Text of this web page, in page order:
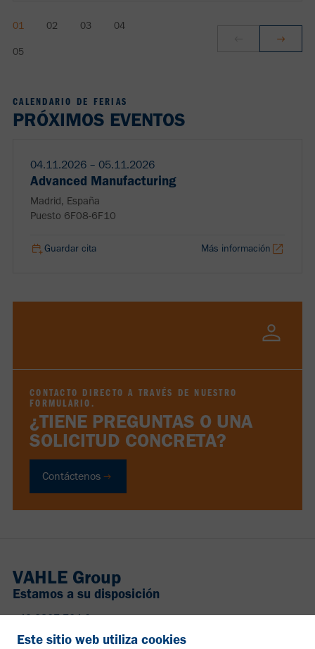
CALENDARIO DE FERIAS
PRÓXIMOS EVENTOS
04.11.2026 ‒ 05.11.2026
Advanced Manufacturing
Madrid, España
Puesto 6F08-6F10
Guardar cita Más información
CONTACTO DIRECTO A TRAVÉS DE NUESTRO
FORMULARIO.
¿TIENE PREGUNTAS O UNA
SOLICITUD CONCRETA?
Contáctenos
VAHLE Group
Estamos a su disposición
+49 2307 704-0
info@vahle.de
Este sitio web utiliza cookies